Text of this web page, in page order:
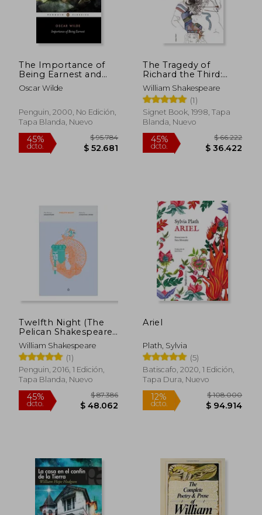
dcto. $ 67.878
45%
dcto. $
The Importance of
Being Earnest and
Other Plays (en
Inglés)
Oscar Wilde
Penguin, 2000, No Edición,
Tapa Blanda, Nuevo
45%
dcto. $ 52.681
The Tragedy of
Richard the Third:
With new and
Updated Critical
Essays and a Revised
Bibliography (en
Inglés)
William Shakespeare
(1)
Signet Book, 1998, Tapa
Blanda, Nuevo
45%
dcto. $
Twelfth Night (The
Pelican Shakespeare)
(en Inglés)
William Shakespeare
(1)
Penguin, 2016, 1 Edición,
Tapa Blanda, Nuevo
Ariel
Plath, Sylvia
(5)
Batiscafo, 2020, 1 Edición,
Tapa Dura, Nuevo